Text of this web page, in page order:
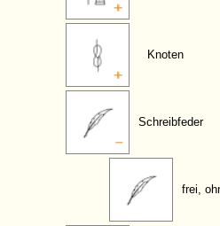
Knoten
Schreibfeder
frei,